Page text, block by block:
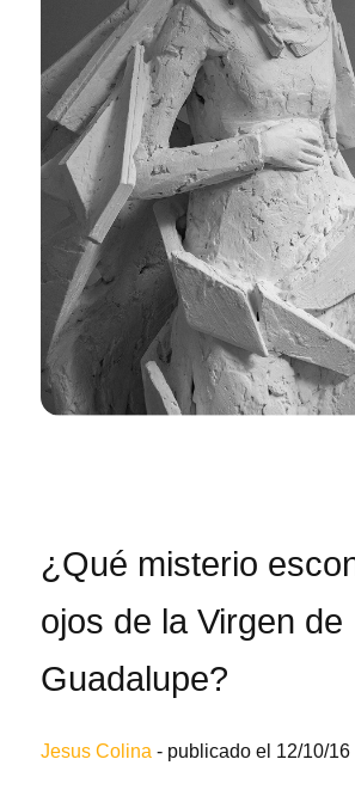
¿Qué misterio
ojos de la Virgen de
Guadalupe?
Jesus Colina - publicado el 12/10/16